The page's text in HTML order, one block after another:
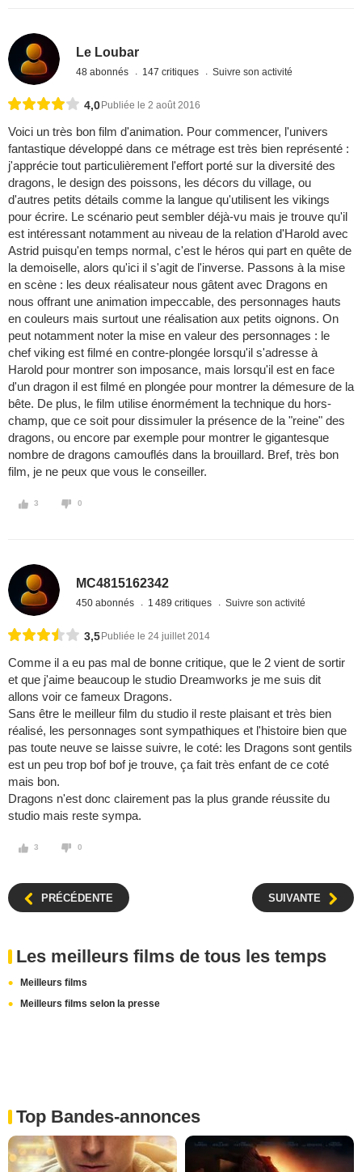
Le Loubar
48 abonnés 147 critiques Suivre son activité
4,0 Publiée le 2 août 2016
Voici un très bon film d'animation. Pour commencer, l'univers
fantastique développé dans ce métrage est très bien représenté :
j'apprécie tout particulièrement l'effort porté sur la diversité des
dragons, le design des poissons, les décors du village, ou
d'autres petits détails comme la langue qu'utilisent les vikings
pour écrire. Le scénario peut sembler déjà-vu mais je trouve qu'il
est intéressant notamment au niveau de la relation d'Harold avec
Astrid puisqu'en temps normal, c'est le héros qui part en quête de
la demoiselle, alors qu'ici il s'agit de l'inverse. Passons à la mise
en scène : les deux réalisateur nous gâtent avec Dragons en
nous offrant une animation impeccable, des personnages hauts
en couleurs mais surtout une réalisation aux petits oignons. On
peut notamment noter la mise en valeur des personnages : le
chef viking est filmé en contre-plongée lorsqu'il s'adresse à
Harold pour montrer son imposance, mais lorsqu'il est en face
d'un dragon il est filmé en plongée pour montrer la démesure de la
bête. De plus, le film utilise énormément la technique du hors-
champ, que ce soit pour dissimuler la présence de la "reine" des
dragons, ou encore par exemple pour montrer le gigantesque
nombre de dragons camouflés dans la brouillard. Bref, très bon
film, je ne peux que vous le conseiller.
3 0
MC4815162342
450 abonnés 1 489 critiques Suivre son activité
3,5 Publiée le 24 juillet 2014
Comme il a eu pas mal de bonne critique, que le 2 vient de sortir
et que j'aime beaucoup le studio Dreamworks je me suis dit
allons voir ce fameux Dragons.
Sans être le meilleur film du studio il reste plaisant et très bien
réalisé, les personnages sont sympathiques et l'histoire bien que
pas toute neuve se laisse suivre, le coté: les Dragons sont gentils
est un peu trop bof bof je trouve, ça fait très enfant de ce coté
mais bon.
Dragons n'est donc clairement pas la plus grande réussite du
studio mais reste sympa.
3 0
PRÉCÉDENTE SUIVANTE
Les meilleurs films de tous les temps
Meilleurs films
Meilleurs films selon la presse
Top Bandes-annonces